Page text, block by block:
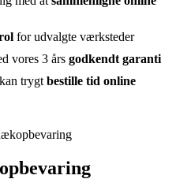
for udvalgte værksteder
vores 3 års godkendt garanti
trygt bestille tid online